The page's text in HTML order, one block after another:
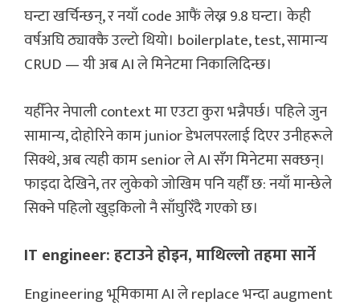
घन्टा खर्चिन्छन्, र नयाँ code आफैं लेख्न 9.8 घन्टा। केही
वर्षअघि ठ्याक्कै उल्टो थियो। boilerplate, test, सामान्य
CRUD — यी अब AI ले मिनेटमा निकालिदिन्छ।
यहीँनेर नेपाली context मा एउटा कुरा भन्नैपर्छ। पहिले जुन
सामान्य, दोहोरिने काम junior डेभलपरलाई दिएर उनीहरूले
सिक्थे, अब त्यही काम senior ले AI सँग मिनेटमा सक्छन्।
फाइदा देखिने, तर लुकेको जोखिम पनि यहीँ छ: नयाँ मान्छेले
सिक्ने पहिलो खुड्किलो नै साँघुरिँदै गएको छ।
IT engineer: हटाउने होइन, माथिल्लो तहमा सार्ने
Engineering भूमिकामा AI ले replace भन्दा augment